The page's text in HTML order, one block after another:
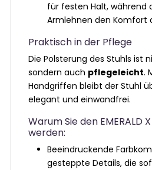
für festen Halt, während
Armlehnen den Komfort
Praktisch in der Pflege
Die Polsterung des Stuhls ist
sondern auch pflegeleicht.
Handgriffen bleibt der Stuhl
elegant und einwandfrei.
Warum Sie den EMERALD
werden:
Beeindruckende
gesteppte Details, die